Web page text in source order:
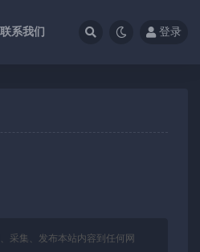
联系我们 登录
采集、发布本站内容到任何网